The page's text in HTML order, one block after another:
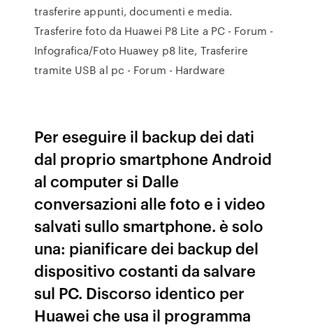
trasferire appunti, documenti e media.
Trasferire foto da Huawei P8 Lite a PC - Forum -
Infografica/Foto Huawey p8 lite, Trasferire
tramite USB al pc - Forum - Hardware
Per eseguire il backup dei dati
dal proprio smartphone Android
al computer si Dalle
conversazioni alle foto e i video
salvati sullo smartphone. è solo
una: pianificare dei backup del
dispositivo costanti da salvare
sul PC. Discorso identico per
Huawei che usa il programma